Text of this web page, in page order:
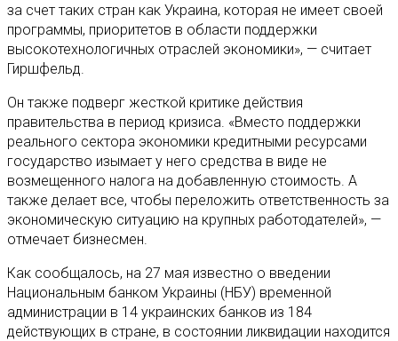
за счет таких стран как Украина, которая не имеет своей
программы, приоритетов в области поддержки
высокотехнологичных отраслей экономики», — считает
Гиршфельд.
Он также подверг жесткой критике действия
правительства в период кризиса. «Вместо поддержки
реального сектора экономики кредитными ресурсами
государство изымает у него средства в виде не
возмещенного налога на добавленную стоимость. А
также делает все, чтобы переложить ответственность за
экономическую ситуацию на крупных работодателей», —
отмечает бизнесмен.
Как сообщалось, на 27 мая известно о введении
Национальным банком Украины (НБУ) временной
администрации в 14 украинских банков из 184
действующих в стране, в состоянии ликвидации находится